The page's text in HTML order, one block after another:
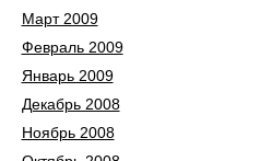
Март 2009
Февраль 2009
Январь 2009
Декабрь 2008
Ноябрь 2008